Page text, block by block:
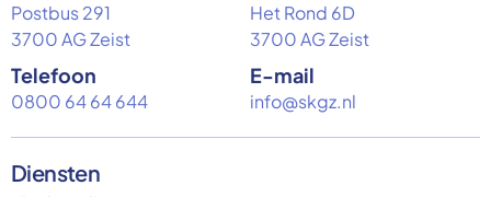
Postbus 291
3700 AG Zeist
Het Rond 6D
3700 AG Zeist
Telefoon
0800 64 64 644
E-mail
info@skgz.nl
Diensten